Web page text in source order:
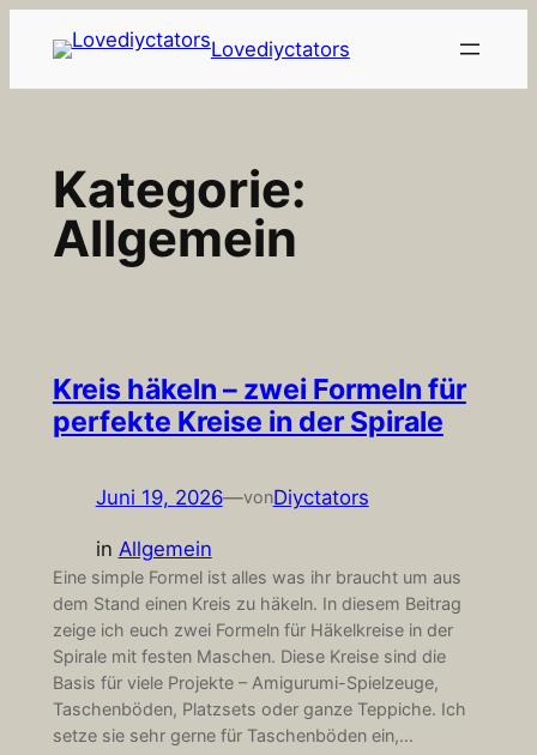
Inhalt
springen
Lovediyctators
Kategorie:
Allgemein
Kreis häkeln – zwei Formeln für
perfekte Kreise in der Spirale
Juni 19, 2026—vonDiyctators
in Allgemein
Eine simple Formel ist alles was ihr braucht um aus
dem Stand einen Kreis zu häkeln. In diesem Beitrag
zeige ich euch zwei Formeln für Häkelkreise in der
Spirale mit festen Maschen. Diese Kreise sind die
Basis für viele Projekte – Amigurumi-Spielzeuge,
Taschenböden, Platzsets oder ganze Teppiche. Ich
setze sie sehr gerne für Taschenböden ein,…